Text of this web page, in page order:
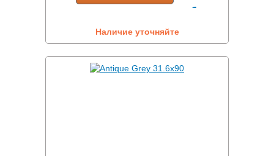
Наличие уточняйте